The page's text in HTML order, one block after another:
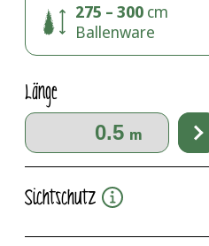
275 – 300 cm
Ballenware
Länge
m
Sichtschutz